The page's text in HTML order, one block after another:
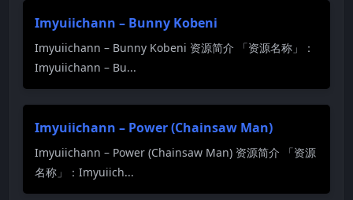
Imyuiichann – Bunny Kobeni
Imyuiichann – Bunny Kobeni 资源简介 「资源名称」：
Imyuiichann – Bu...
Imyuiichann – Power (Chainsaw Man)
Imyuiichann – Power (Chainsaw Man) 资源简介 「资源
名称」：Imyuiich...